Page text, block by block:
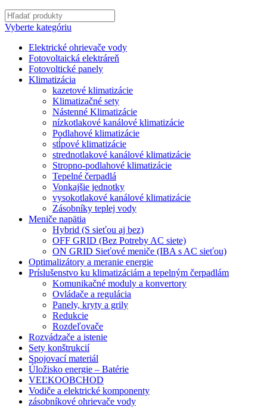
Vyberte kategóriu
Elektrické ohrievače vody
Fotovoltaická elektráreň
Fotovoltické panely
Klimatizácia
kazetové klimatizácie
Klimatizačné sety
Nástenné Klimatizácie
nízkotlakové kanálové klimatizácie
Podlahové klimatizácie
stĺpové klimatizácie
strednotlakové kanálové klimatizácie
Stropno-podlahové klimatizácie
Tepelné čerpadlá
Vonkajšie jednotky
vysokotlakové kanálové klimatizácie
Zásobníky teplej vody
Meniče napätia
Hybrid (S sieťou aj bez)
OFF GRID (Bez Potreby AC siete)
ON GRID Sieťové meniče (IBA s AC sieťou)
Optimalizátory a meranie energie
Príslušenstvo ku klimatizáciám a tepelným čerpadlám
Komunikačné moduly a konvertory
Ovládače a regulácia
Panely, kryty a grily
Redukcie
Rozdeľovače
Rozvádzače a istenie
Sety konštrukcií
Spojovací materiál
Úložisko energie – Batérie
VEĽKOOBCHOD
Vodiče a elektrické komponenty
zásobníkové ohrievače vody